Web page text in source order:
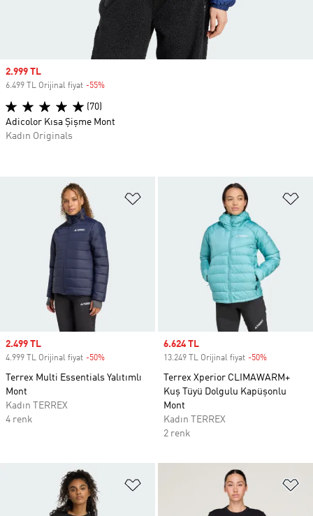
Favori Listesine Ekle
Sale price
2.499 TL
4.999 TL Orijinal fiyat -50%
Terrex Multi Essentials Yalıtımlı
Mont
Kadın TERREX
4 renk
Sale price
6.624 TL
13.249 TL Orijinal fiyat -50%
Terrex Xperior CLIMAWARM+
Kuş Tüyü Dolgulu Kapüşonlu
Mont
Kadın TERREX
2 renk
Favori Listesine Ekle
Sale price
2.999 TL
6.499 TL Orijinal fiyat -55%
(70)
Adicolor Kısa Şişme Mont
Kadın Originals